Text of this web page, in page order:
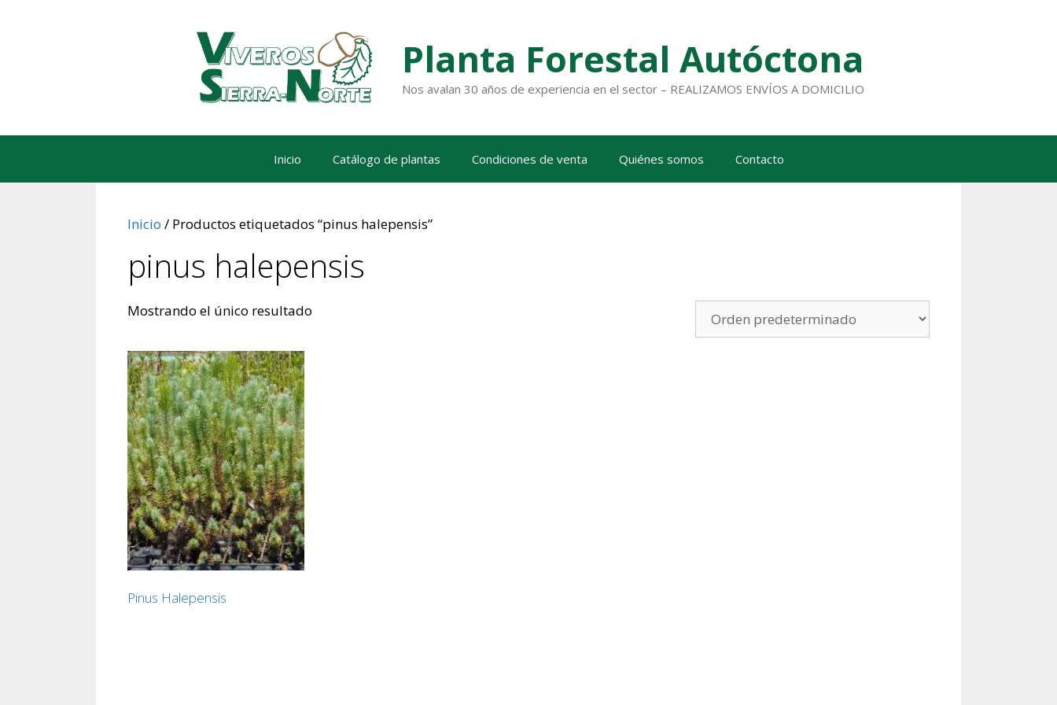
Planta Forestal Autóctona
Nos avalan 30 años de experiencia en el sector – REALIZAMOS ENVÍOS A DOMICILIO
Inicio Catálogo de plantas Condiciones de venta Quiénes somos Contacto
Inicio / Productos etiquetados “pinus halepensis”
pinus halepensis
Mostrando el único resultado
Pinus Halepensis